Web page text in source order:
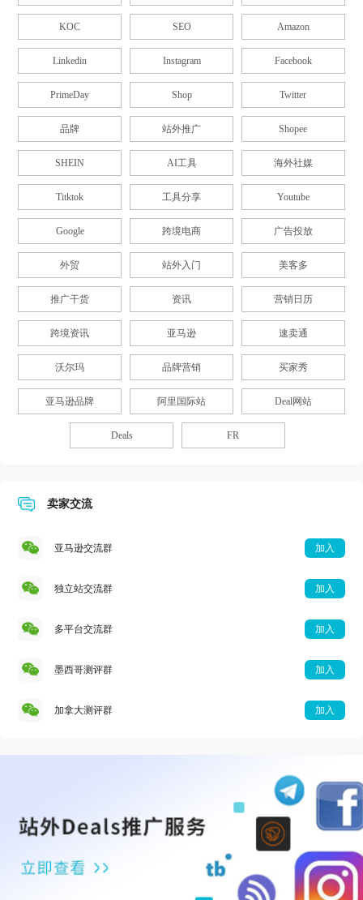
KOC SEO Amazon
Linkedin Instagram Facebook
PrimeDay Shop Twitter
品牌 站外推广 Shopee
SHEIN AI工具 海外社媒
Titktok 工具分享 Youtube
Google 跨境电商 广告投放
外贸 站外入门 美客多
推广干货 资讯 营销日历
跨境资讯 亚马逊 速卖通
沃尔玛 品牌营销 买家秀
亚马逊品牌 阿里国际站 Deal网站
Deals FR
卖家交流
亚马逊交流群 加入
独立站交流群 加入
多平台交流群 加入
墨西哥测评群 加入
加拿大测评群 加入